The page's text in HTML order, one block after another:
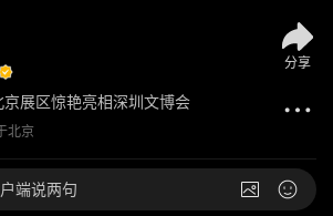
京展区惊艳亮相深圳文博会
北京
分享
端说两句